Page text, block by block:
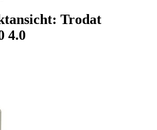
Trodat
4.0